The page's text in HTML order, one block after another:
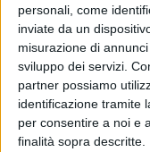
personali, come
inviate da un
misurazione di
sviluppo dei servizi.
partner possiamo
identificazione tramite
per consentire a noi e
finalità sopra
CLASSIFICA EARONE